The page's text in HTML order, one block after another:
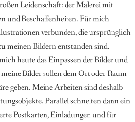
Leidenschaft: der Malerei mit
und Beschaffenheiten. Für mich
verbunden, die ursprünglich
meinen Bildern entstanden sind.
heute das Einpassen der Bilder und
Bilder sollen dem Ort oder Raum
geben.Meine Arbeiten sind deshalb
tungsobjekte. Parallel schneiten dann ein
Postkarten, Einladungen und für